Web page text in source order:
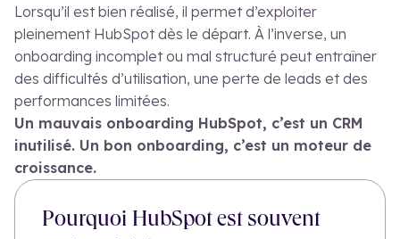
Lorsqu’il est bien réalisé, il permet d’exploiter
pleinement HubSpot dès le départ. À l’inverse, un
onboarding incomplet ou mal structuré peut entraîner
des difficultés d’utilisation, une perte de leads et des
performances limitées.
Un mauvais onboarding HubSpot, c’est un CRM
inutilisé. Un bon onboarding, c’est un moteur de
croissance.
Pourquoi HubSpot est souvent